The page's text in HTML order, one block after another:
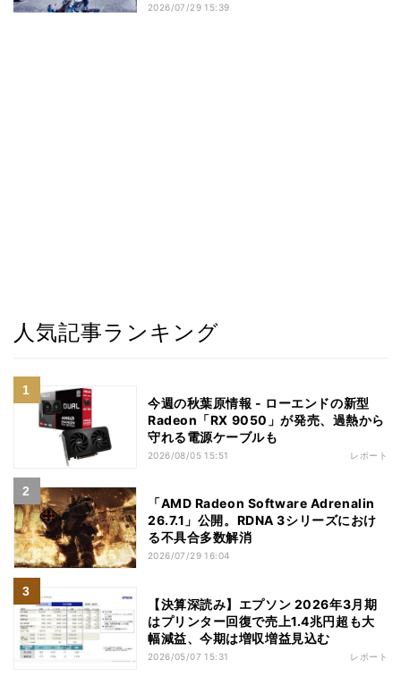
2026/07/29 15:39
人気記事ランキング
今週の秋葉原情報 - ローエンドの新型
Radeon「RX 9050」が発売、過熱から
守れる電源ケーブルも
2026/08/05 15:51 レポート
「AMD Radeon Software Adrenalin
26.7.1」公開。RDNA 3シリーズにおけ
る不具合多数解消
2026/07/29 16:04
【決算深読み】エプソン 2026年3月期
はプリンター回復で売上1.4兆円超も大
幅減益、今期は増収増益見込む
2026/05/07 15:31 レポート